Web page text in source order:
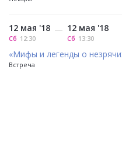
12 мая '18
Сб 12:30
— 12 мая '18
Сб 13:30
«Мифы и легенды о
Встреча